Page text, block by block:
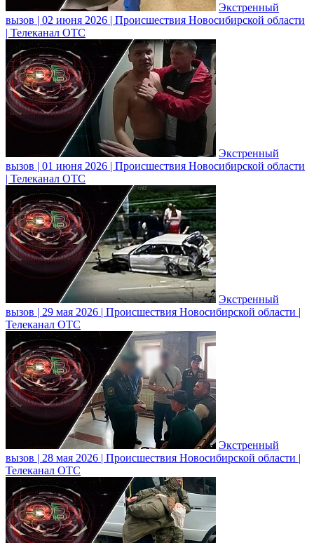
Экстренный
вызов | 02 июня 2026 | Происшествия Новосибирской области
| Телеканал ОТС
Экстренный
вызов | 01 июня 2026 | Происшествия Новосибирской области
| Телеканал ОТС
Экстренный
вызов | 29 мая 2026 | Происшествия Новосибирской области |
Телеканал ОТС
Экстренный
вызов | 28 мая 2026 | Происшествия Новосибирской области |
Телеканал ОТС